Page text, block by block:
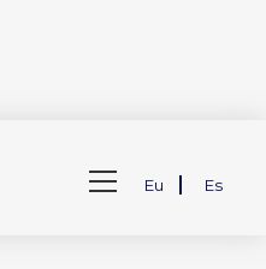
Ver
menú
Eu Es